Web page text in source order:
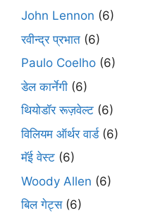
John Lennon (6)
रवीन्द्र प्रभात (6)
Paulo Coelho (6)
डेल कार्नेगी (6)
थियोडॉर रूज़वेल्ट (6)
विलियम ऑर्थर वार्ड(6)
मॅई वेस्ट (6)
Woody Allen (6)
बिल गेट्स(6)